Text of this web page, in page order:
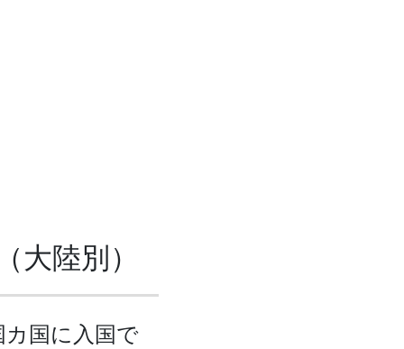
陸別）
国に入国で